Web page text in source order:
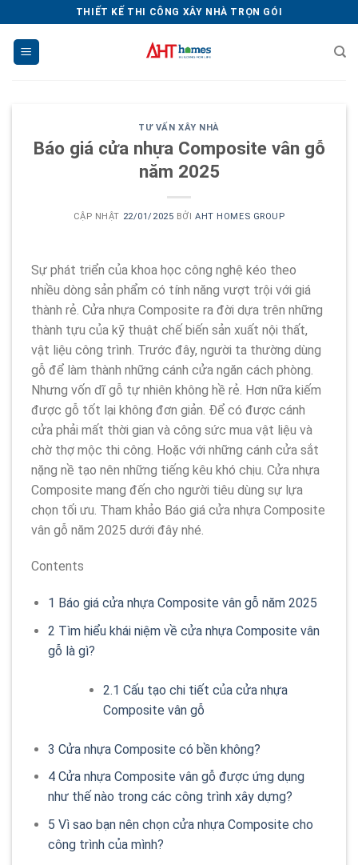
dung
THIẾT KẾ THI CÔNG XÂY NHÀ TRỌN GÓI
TƯ VẤN XÂY NHÀ
Báo giá cửa nhựa Composite vân gỗ
năm 2025
CẬP NHẬT 22/01/2025 BỞIAHT HOMES GROUP
Sự phát triển của khoa học công nghệ kéo theo
nhiều dòng sản phẩm có tính năng vượt trội với giá
thành rẻ. Cửa nhựa Composite ra đời dựa trên những
thành tựu của kỹ thuật chế biến sản xuất nội thất,
vật liệu công trình. Trước đây, người ta thường dùng
gỗ để làm thành những cánh cửa ngăn cách phòng.
Nhưng vốn dĩ gỗ tự nhiên không hề rẻ. Hơn nữa kiếm
được gỗ tốt lại không đơn giản. Để có được cánh
cửa phải mất thời gian và công sức mua vật liệu và
chờ thợ mộc thi công. Hoặc với những cánh cửa sắt
nặng nề tạo nên những tiếng kêu khó chịu. Cửa nhựa
Composite mang đến cho người tiêu dùng sự lựa
chọn tối ưu. Tham khảo Báo giá cửa nhựa Composite
vân gỗ năm 2025 dưới đây nhé.
Contents
1 Báo giá cửa nhựa Composite vân gỗ năm 2025
2 Tìm hiểu khái niệm về cửa nhựa Composite vân
gỗ là gì?
2.1 Cấu tạo chi tiết của cửa nhựa
Composite vân gỗ
3 Cửa nhựa Composite có bền không?
4Cửa nhựa Composite vân gỗ được ứng dụng
như thế nào trong các công trình xây dựng?
5 Vì sao bạn nên chọn cửa nhựa Composite cho
công trình của mình?